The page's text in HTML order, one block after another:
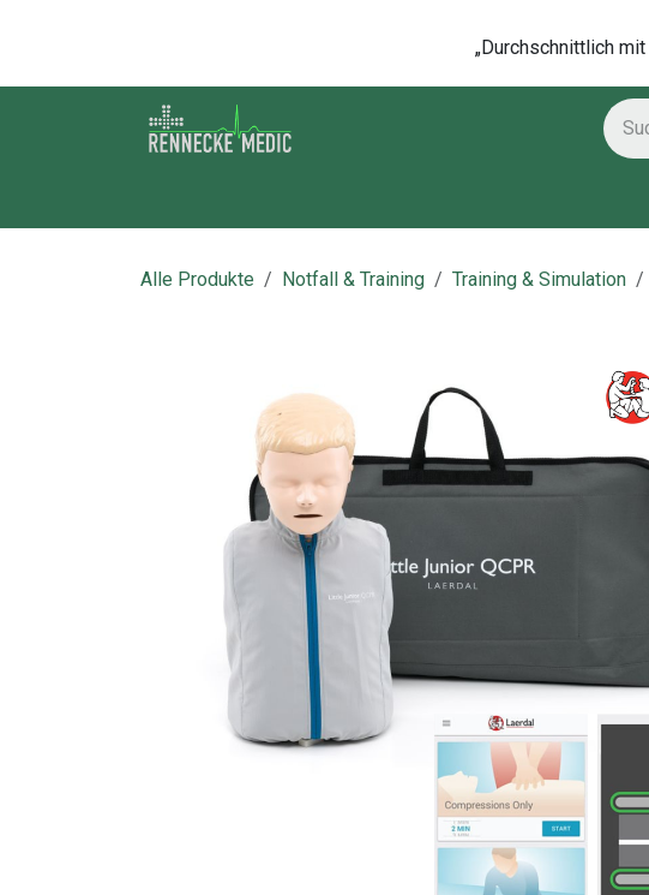
„Durchschnittlich mi​t
Alle Produkte Notfall & Training Training & Simulation